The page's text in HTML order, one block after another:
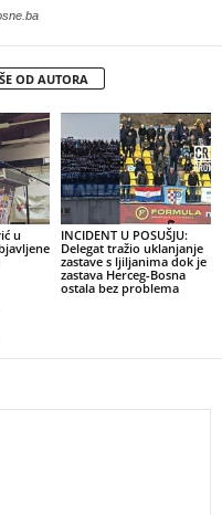
OD AUTORA
u
INCIDENT U POSUŠJU:
Delegat tražio uklanjanje
zastave s ljiljanima dok je
zastava Herceg-Bosna
ostala bez problema